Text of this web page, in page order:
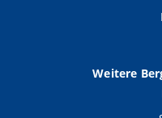
Weitere